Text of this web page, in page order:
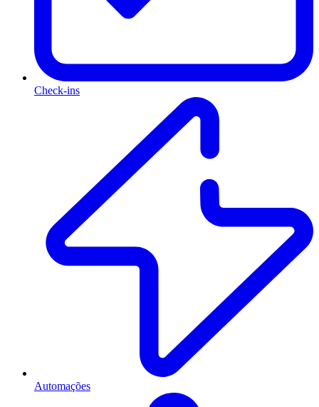
Check-ins
Automações